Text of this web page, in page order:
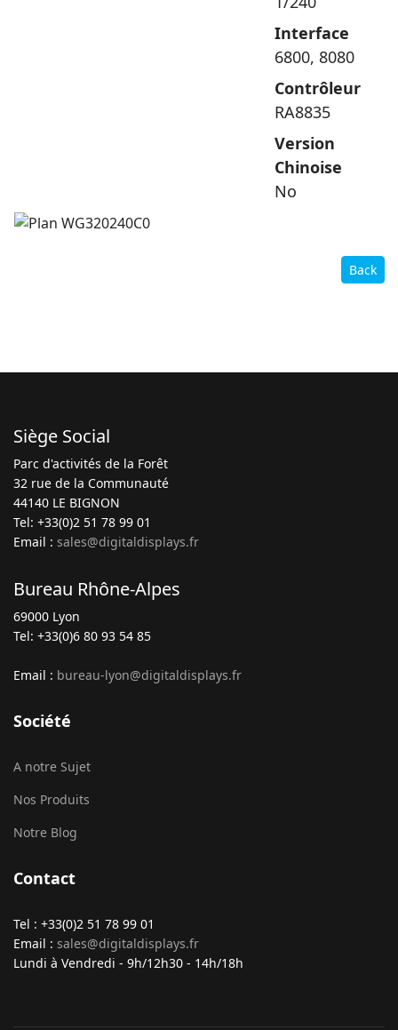
Interface
6800, 8080
Contrôleur
RA8835
Version
Chinoise
No
Back
Siège Social
Parc d'activités de la Forêt
32 rue de la Communauté
44140 LE BIGNON
Tel: +33(0)2 51 78 99 01
Email : sales@digitaldisplays.fr
Bureau Rhône-Alpes
69000 Lyon
Tel: +33(0)6 80 93 54 85
Email : bureau-lyon@digitaldisplays.fr
Société
A notre Sujet
Nos Produits
Notre Blog
Contact
Tel : +33(0)2 51 78 99 01
Email : sales@digitaldisplays.fr
Lundi à Vendredi - 9h/12h30 - 14h/18h